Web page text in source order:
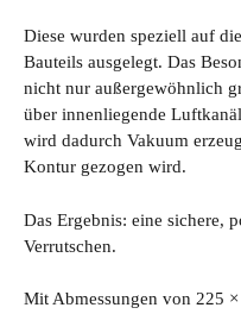
Diese wurden speziell auf
Bauteils ausgelegt. Das
nicht nur außergewöhnlich
über innenliegende
wird dadurch Vakuum
Kontur gezogen wird.
Das Ergebnis: eine sichere,
Verrutschen.
Mit Abmessungen von 225